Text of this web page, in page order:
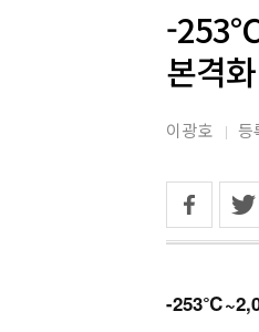
-
본격화
이광호 등
-